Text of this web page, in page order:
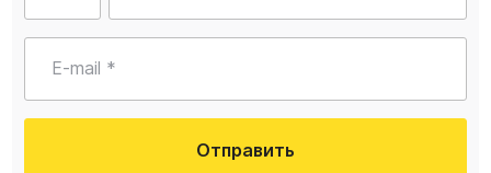
E-mail *
Отправить